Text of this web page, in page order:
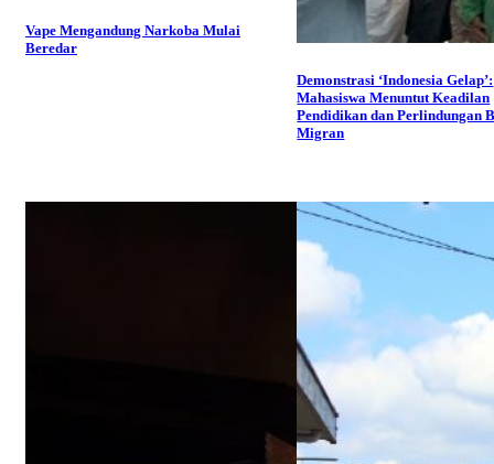
Vape Mengandung Narkoba Mulai
Beredar
Demonstrasi ‘Indonesia Gelap’:
Mahasiswa Menuntut Keadilan
Pendidikan dan Perlindungan
Migran